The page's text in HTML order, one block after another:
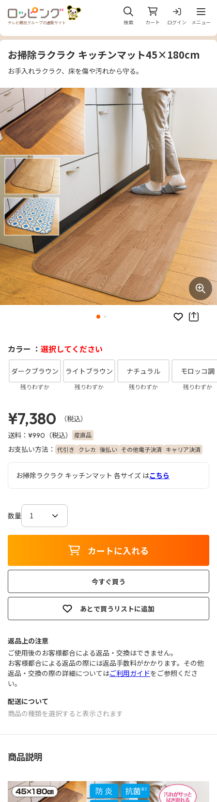
テレビ朝日グループの通販サイト 検索 カート ログイン
メニ
メニュー
お気に入り
お掃除ラクラク キッチンマット45×180cm
お手入れラクラク、床を傷や汚れから守る。
カラー ： 選択してください
ダークブラウン
残りわずか
ライトブラウン
残りわずか
ナチュラル
残りわずか
モロッコ調
残りわずか
¥7,380
（税込）
送料： ¥990 （税込） 産直品
お支払い方法： 代引き クレカ 後払い その他電子決済 キャリア決済
お掃除ラクラク キッチンマット 各サイズ はこちら
数量
カートに入れる
今すぐ買う
あとで買うリストに追加
返品上の注意
ご使用後のお客様都合による返品・交換はできません｡
お客様都合による返品の際には返品手数料がかかります。その他
返品・交換の際の詳細についてはご利用ガイドをご参照くださ
い。
配送について
商品の種類を選択すると表示されます
商品説明